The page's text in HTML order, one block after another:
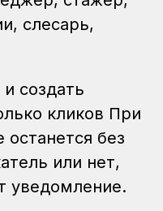
слесарь,
создать
кликов При
останется без
или нет,
уведомление.